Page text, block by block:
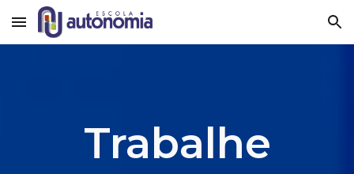
Skip to main content Skip to navigation
Trabalhe